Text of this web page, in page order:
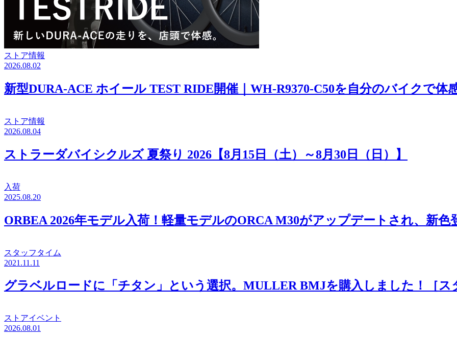
ストア情報
2026.08.02
新型DURA-ACE ホイール TEST RIDE開催｜WH-R9370-C50を自分のバイクで体
ストア情報
2026.08.04
ストラーダバイシクルズ 夏祭り 2026【8月15日（土）～8月30日（日）】
入荷
2025.08.20
ORBEA 2026年モデル入荷！軽量モデルのORCA M30がアップデートされ、新色
スタッフタイム
2021.11.11
グラベルロードに「チタン」という選択。MULLER BMJを購入しました！［ス
ストアイベント
2026.08.01